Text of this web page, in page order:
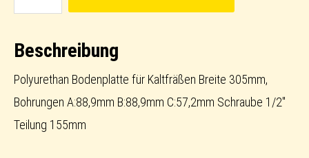
Track
Pad
Menge
Beschreibung
Polyurethan Bodenplatte für Kaltfräßen Breite 305mm,
Bohrungen A:88,9mm B:88,9mm C:57,2mm Schraube 1/2"
Teilung 155mm